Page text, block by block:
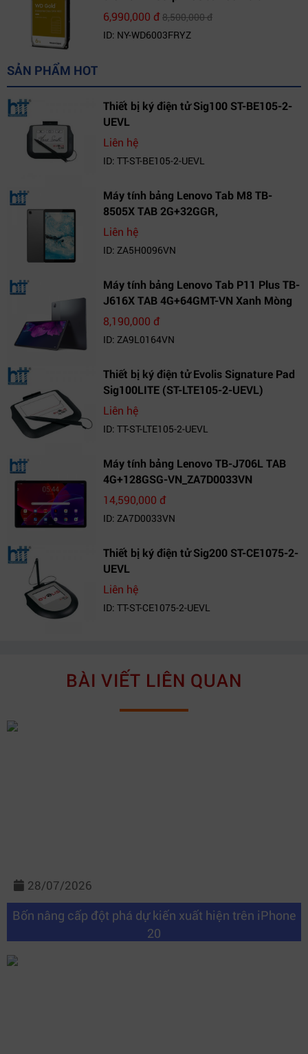
(WD6003FRYZ)
6,990,000 đ8,500,000 đ
ID: NY-WD6003FRYZ
SẢN PHẨM HOT
Thiết bị ký điện tử Sig100 ST-BE105-2-
UEVL
Liên hệ
ID: TT-ST-BE105-2-UEVL
Máy tính bảng Lenovo Tab M8 TB-
8505X TAB 2G+32GGR,
VN_ZA5H0096VN
Liên hệ
ID: ZA5H0096VN
Máy tính bảng Lenovo Tab P11 Plus TB-
J616X TAB 4G+64GMT-VN Xanh Mòng
Két_ZA9L0164VN
8,190,000 đ
ID: ZA9L0164VN
Thiết bị ký điện tử Evolis Signature Pad
Sig100LITE (ST-LTE105-2-UEVL)
Liên hệ
ID: TT-ST-LTE105-2-UEVL
Máy tính bảng Lenovo TB-J706L TAB
4G+128GSG-VN_ZA7D0033VN
14,590,000 đ
ID: ZA7D0033VN
Thiết bị ký điện tử Sig200 ST-CE1075-2-
UEVL
Liên hệ
ID: TT-ST-CE1075-2-UEVL
BÀI VIẾT LIÊN QUAN
28/07/2026
Bốn nâng cấp đột phá dự kiến xuất hiện trên iPhone
20